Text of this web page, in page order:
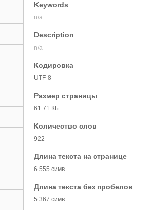
Keywords
n/a
Description
n/a
Кодировка
UTF-8
Размер страницы
61.71 КБ
Количество слов
922
Длина текста на странице
6 555 симв.
Длина текста без пробелов
5 367 симв.